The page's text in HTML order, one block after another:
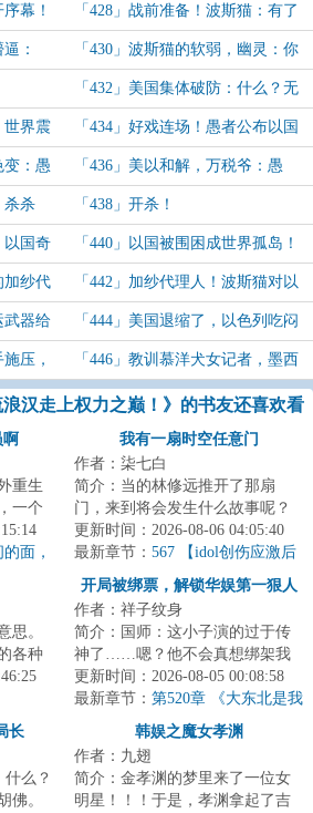
基金）感觉到了生存压力！
幕！ 「428」战前准备！波斯猫：有了
幽灵先生提醒，战个痛快！
： 「430」波斯猫的软弱，幽灵：你
要激进点，我要轰了航母！
「432」美国集体破防：什么？无
敌航母沉了？
世界震 「434」好戏连场！愚者公布以国
阴谋！
变：愚 「436」美以和解，万税爷：愚
者，帮我教训以国！
杀杀
能来找
「438」开杀！
以国奇 「440」以国被围困成世界孤岛！
愚者出手了！
加纱代 「442」加纱代理人！波斯猫对以
第一次大规模轰炸！（还没炸）
武器给 「444」美国退缩了，以色列吃闷
亏！
压， 「446」教训慕洋犬女记者，墨西
哥攻略！
汉走上权力之巅！》的书友还喜欢看
重生
一个
脸
面，
我有一扇时空任意门
作者：柒七白
简介：当的林修远推开了那扇
门，来到将会发生什么故事呢？
那么……过去的郑秀妍将会未来
的Jessica开始对...
更新时间：2026-08-06 04:05:40
最新章节： 567 【idol创伤应激后
遗症】or【宿醉后的早上】（求订
阅求月票）
思。
各种
现，
开局被绑票，解锁华娱第一狠人
作者：祥子纹身
简介：国师：这小子演的过于传
神了……嗯？他不会真想绑架我
吧？！诗人：什么意思？绑我摄
影干嘛！该绑架...
更新时间：2026-08-05 00:08:58
最新章节： 第520章 《大东北是我
的家乡》(爆发补！)
长
么？
佛。
韩娱之魔女孝渊
作者：九翅
简介：金孝渊的梦里来了一位女
明星！！！于是，孝渊拿起了吉